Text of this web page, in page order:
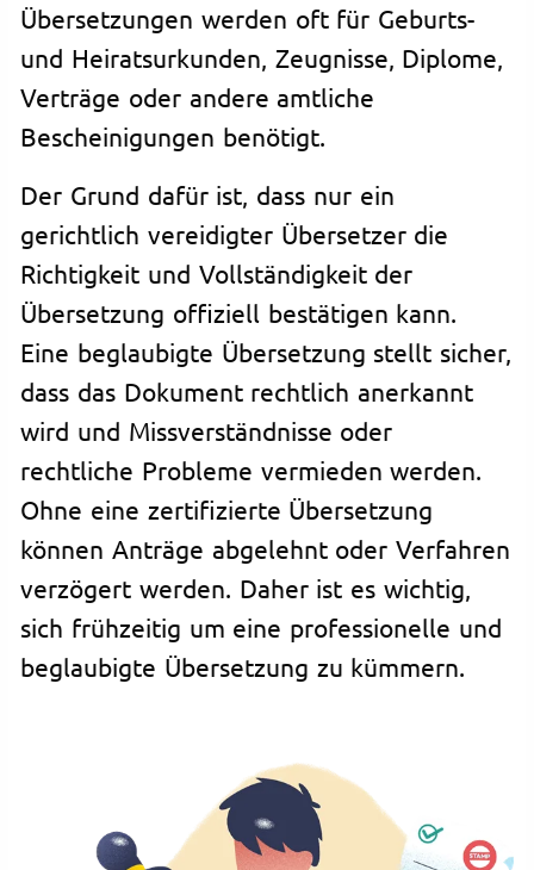
Übersetzungen werden oft für Geburts-
und Heiratsurkunden, Zeugnisse, Diplome,
Verträge oder andere amtliche
Bescheinigungen benötigt.
Der Grund dafür ist, dass nur ein
gerichtlich vereidigter Übersetzer die
Richtigkeit und Vollständigkeit der
Übersetzung offiziell bestätigen kann.
Eine beglaubigte Übersetzung stellt sicher,
dass das Dokument rechtlich anerkannt
wird und Missverständnisse oder
rechtliche Probleme vermieden werden.
Ohne eine zertifizierte Übersetzung
können Anträge abgelehnt oder Verfahren
verzögert werden. Daher ist es wichtig,
sich frühzeitig um eine professionelle und
beglaubigte Übersetzung zu kümmern.